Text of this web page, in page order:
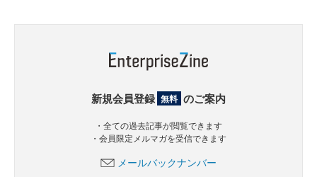
新規会員登録 無料 のご案内
・全ての過去記事が閲覧できます
・会員限定メルマガを受信できます
メールバックナンバー